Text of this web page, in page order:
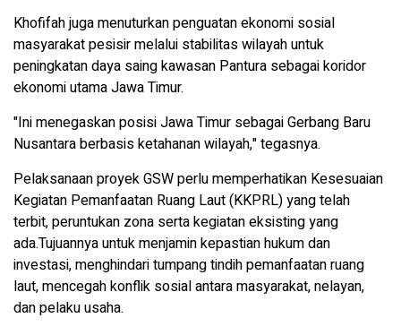
Khofifah juga menuturkan penguatan ekonomi sosial
masyarakat pesisir melalui stabilitas wilayah untuk
peningkatan daya saing kawasan Pantura sebagai koridor
ekonomi utama Jawa Timur.
"Ini menegaskan posisi Jawa Timur sebagai Gerbang Baru
Nusantara berbasis ketahanan wilayah," tegasnya.
Pelaksanaan proyek GSW perlu memperhatikan Kesesuaian
Kegiatan Pemanfaatan Ruang Laut (KKPRL) yang telah
terbit, peruntukan zona serta kegiatan eksisting yang
ada.Tujuannya untuk menjamin kepastian hukum dan
investasi, menghindari tumpang tindih pemanfaatan ruang
laut, mencegah konflik sosial antara masyarakat, nelayan,
dan pelaku usaha.